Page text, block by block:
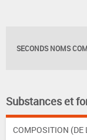
SECONDS NOMS
Substances et
COMPOSITION (DE